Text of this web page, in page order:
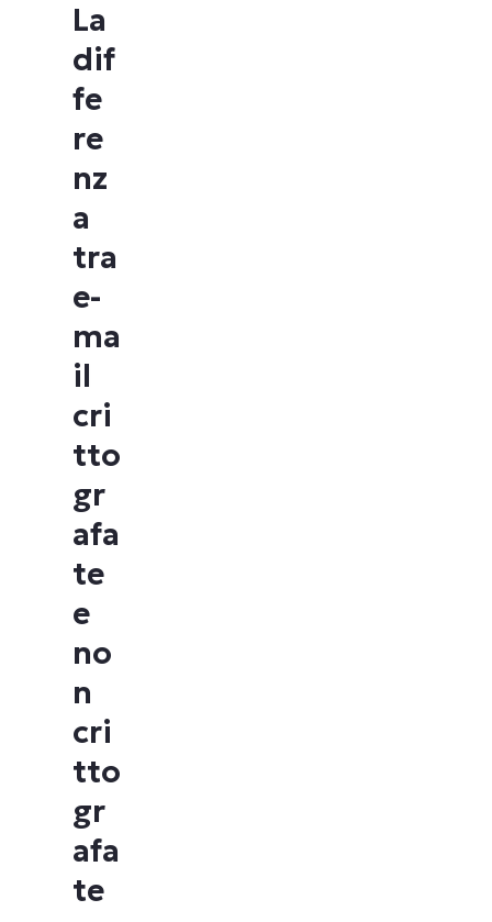
La
dif
fe
re
nz
a
tra
e-
ma
il
cri
tto
gr
afa
te
e
no
n
cri
tto
gr
afa
te